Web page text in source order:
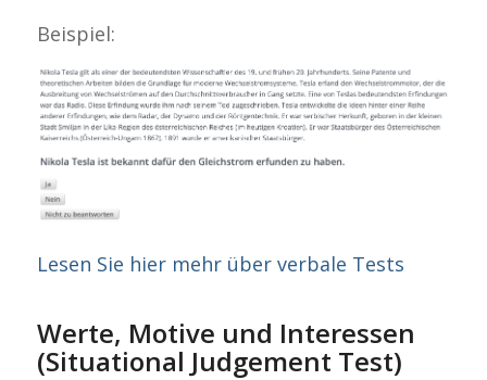
Beispiel:
Lesen Sie hier mehr über verbale Tests
Werte, Motive und Interessen
(Situational Judgement Test)